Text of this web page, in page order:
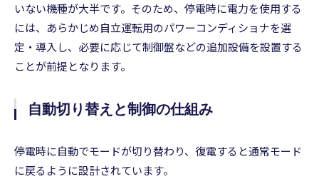
いない機種が大半です。そのため、停電時に電力を使用する
には、あらかじめ自立運転用のパワーコンディショナを選
定・導入し、必要に応じて制御盤などの追加設備を設置する
ことが前提となります。
自動切り替えと制御の仕組み
停電時に自動でモードが切り替わり、復電すると通常モード
に戻るように設計されています。